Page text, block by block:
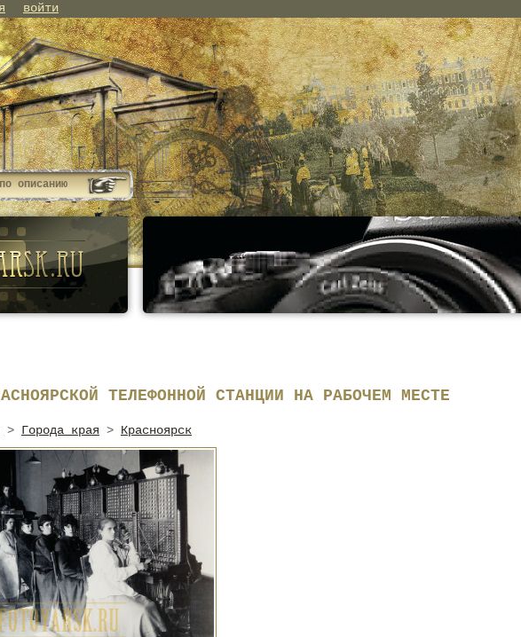
ТЕЛЕФОННОЙ СТАНЦИИ НА РАБОЧЕМ МЕСТЕ
> Города края > Красноярск
войти